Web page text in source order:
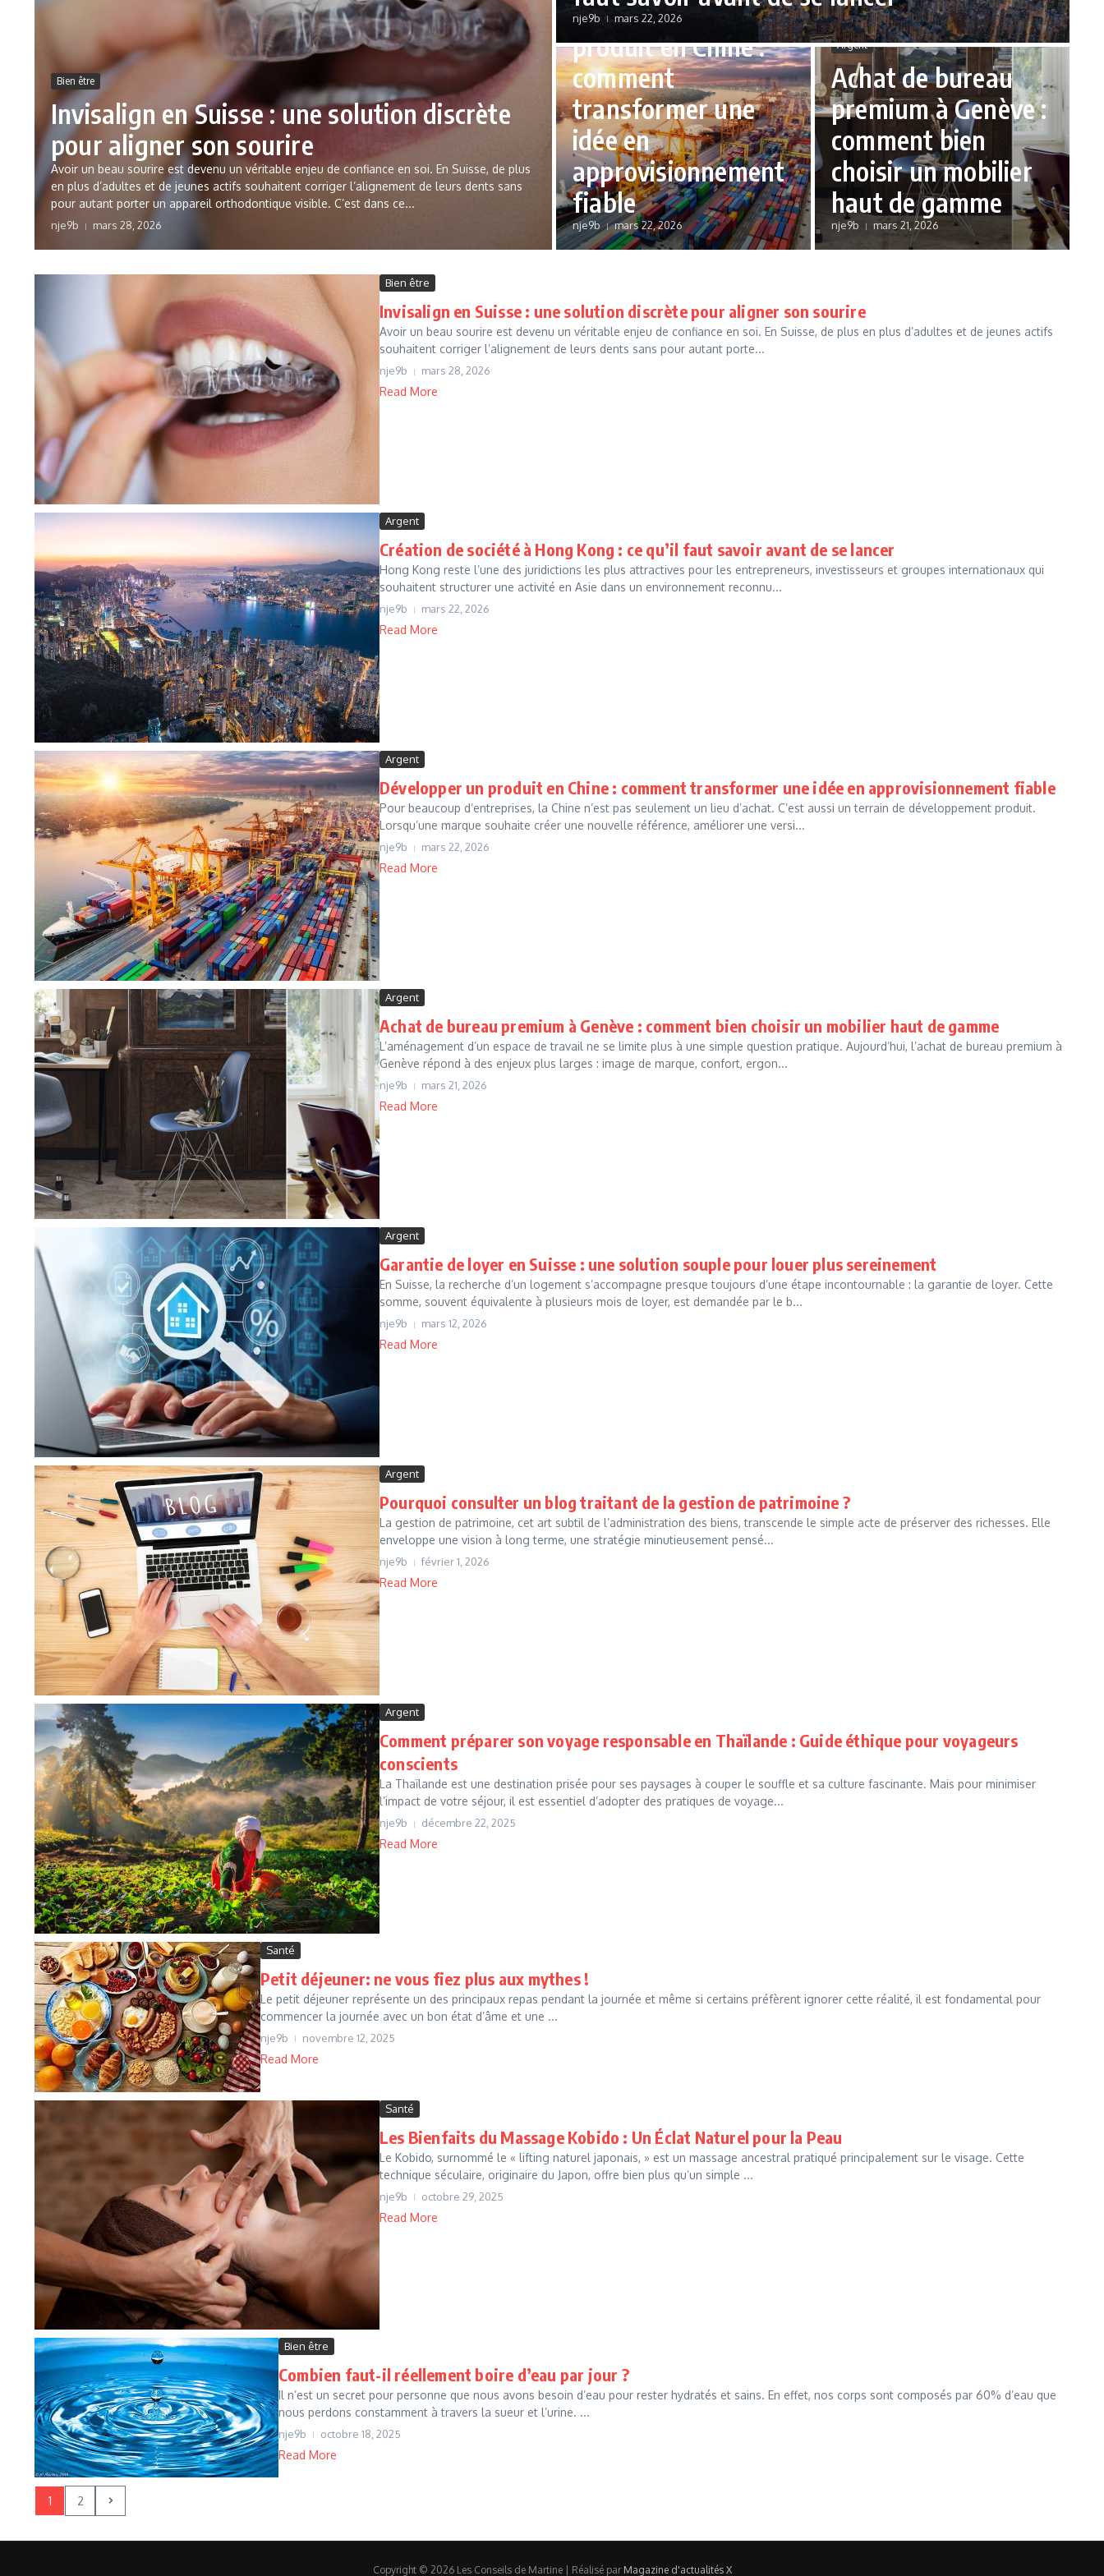
Bien être
Invisalign en Suisse : une solution discrète
pour aligner son sourire
Avoir un beau sourire est devenu un véritable enjeu de confiance en soi. En Suisse, de plus
en plus d’adultes et de jeunes actifs souhaitent corriger l’alignement de leurs dents sans
pour autant porter un appareil orthodontique visible. C’est dans ce...
nje9b mars 28, 2026
nje9b mars 22, 2026
Développer un
produit en Chine :
comment
transformer une
idée en
approvisionnement
fiable
nje9b mars 22, 2026
Argent
Achat de bureau
premium à Genève :
comment bien
choisir un mobilier
haut de gamme
nje9b mars 21, 2026
Bien être
Invisalign en Suisse : une solution discrète pour aligner son sourire
Avoir un beau sourire est devenu un véritable enjeu de confiance en soi. En Suisse, de plus en plus d’adultes et de jeunes actifs
souhaitent corriger l’alignement de leurs dents sans pour autant porte...
nje9b mars 28, 2026
Read More
Argent
Création de société à Hong Kong : ce qu’il faut savoir avant de se lancer
Hong Kong reste l’une des juridictions les plus attractives pour les entrepreneurs, investisseurs et groupes internationaux qui
souhaitent structurer une activité en Asie dans un environnement reconnu...
nje9b mars 22, 2026
Read More
Argent
Développer un produit en Chine : comment transformer une idée en approvisionnement fiable
Pour beaucoup d’entreprises, la Chine n’est pas seulement un lieu d’achat. C’est aussi un terrain de développement produit.
Lorsqu’une marque souhaite créer une nouvelle référence, améliorer une versi...
nje9b mars 22, 2026
Read More
Argent
Achat de bureau premium à Genève : comment bien choisir un mobilier haut de gamme
L’aménagement d’un espace de travail ne se limite plus à une simple question pratique. Aujourd’hui, l’achat de bureau premium à
Genève répond à des enjeux plus larges : image de marque, confort, ergon...
nje9b mars 21, 2026
Read More
Argent
Garantie de loyer en Suisse : une solution souple pour louer plus sereinement
En Suisse, la recherche d’un logement s’accompagne presque toujours d’une étape incontournable : la garantie de loyer. Cette
somme, souvent équivalente à plusieurs mois de loyer, est demandée par le b...
nje9b mars 12, 2026
Read More
Argent
Pourquoi consulter un blog traitant de la gestion de patrimoine ?
La gestion de patrimoine, cet art subtil de l’administration des biens, transcende le simple acte de préserver des richesses. Elle
enveloppe une vision à long terme, une stratégie minutieusement pensé...
nje9b février 1, 2026
Read More
Argent
Comment préparer son voyage responsable en Thaïlande : Guide éthique pour voyageurs
conscients
La Thaïlande est une destination prisée pour ses paysages à couper le souffle et sa culture fascinante. Mais pour minimiser
l’impact de votre séjour, il est essentiel d’adopter des pratiques de voyage...
nje9b décembre 22, 2025
Read More
Santé
Petit déjeuner: ne vous fiez plus aux mythes !
Le petit déjeuner représente un des principaux repas pendant la journée et même si certains préfèrent ignorer cette réalité, il est fondamental pour
commencer la journée avec un bon état d’âme et une ...
nje9b novembre 12, 2025
Read More
Santé
Les Bienfaits du Massage Kobido : Un Éclat Naturel pour la Peau
Le Kobido, surnommé le « lifting naturel japonais, » est un massage ancestral pratiqué principalement sur le visage. Cette
technique séculaire, originaire du Japon, offre bien plus qu’un simple ...
nje9b octobre 29, 2025
Read More
Bien être
Combien faut-il réellement boire d’eau par jour ?
Il n’est un secret pour personne que nous avons besoin d’eau pour rester hydratés et sains. En effet, nos corps sont composés par 60% d’eau que
nous perdons constamment à travers la sueur et l’urine. ...
nje9b octobre 18, 2025
Read More
1 2
Copyright © 2026 Les Conseils de Martine | Réalisé par Magazine d'actualités X